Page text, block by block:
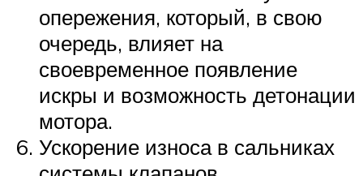
опережения, который, в свою
очередь, влияет на
своевременное появление
искры и возможность детонации
мотора.
Ускорение износа в сальниках